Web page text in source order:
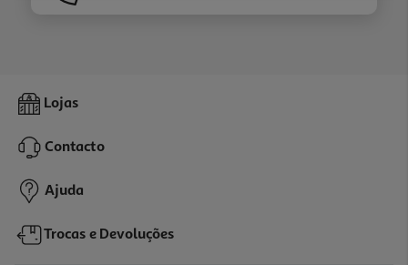
Lojas
Contacto
Ajuda
Trocas e Devoluções